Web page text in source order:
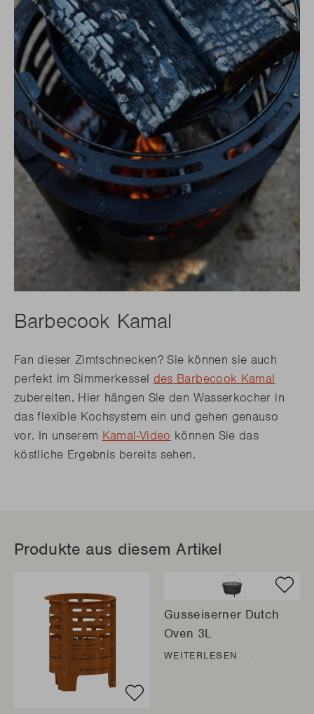
Barbecook Kamal
Fan dieser Zimtschnecken? Sie können sie auch
perfekt im Simmerkessel des Barbecook Kamal
zubereiten. Hier hängen Sie den Wasserkocher in
das flexible Kochsystem ein und gehen genauso
vor. In unserem Kamal-Video können Sie das
köstliche Ergebnis bereits sehen.
Produkte aus diesem Artikel
Gusseiserner Dutch
Oven 3L
WEITERLESEN